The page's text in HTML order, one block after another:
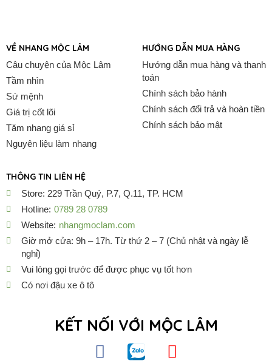
VỀ NHANG MỘC LÂM
Câu chuyện của Mộc Lâm
Tầm nhìn
Sứ mệnh
Giá trị cốt lõi
Tăm nhang giá sỉ
Nguyên liệu làm nhang
HƯỚNG DẪN MUA HÀNG
Hướng dẫn mua hàng và thanh
toán
Chính sách bảo hành
Chính sách đổi trả và hoàn tiền
Chính sách bảo mật
THÔNG TIN LIÊN HỆ
Store: 229 Trần Quý, P.7, Q.11, TP. HCM
Hotline: 0789 28 0789
Website: nhangmoclam.com
Giờ mở cửa: 9h – 17h. Từ thứ 2 – 7 (Chủ nhật và ngày lễ
nghỉ)
Vui lòng gọi trước để được phục vụ tốt hơn
Có nơi đậu xe ô tô
KẾT NỐI VỚI MỘC LÂM
F
Z
Y